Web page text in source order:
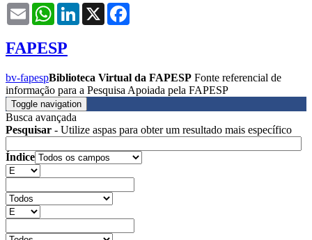
Email WhatsAppLinkedIn
X
FAPESP
bv-fapespBiblioteca Virtual da FAPESP Fonte referencial de
informação para a Pesquisa Apoiada pela FAPESP
Toggle navigation
Busca avançada
Pesquisar - Utilize aspas para obter um resultado mais específico
Índice